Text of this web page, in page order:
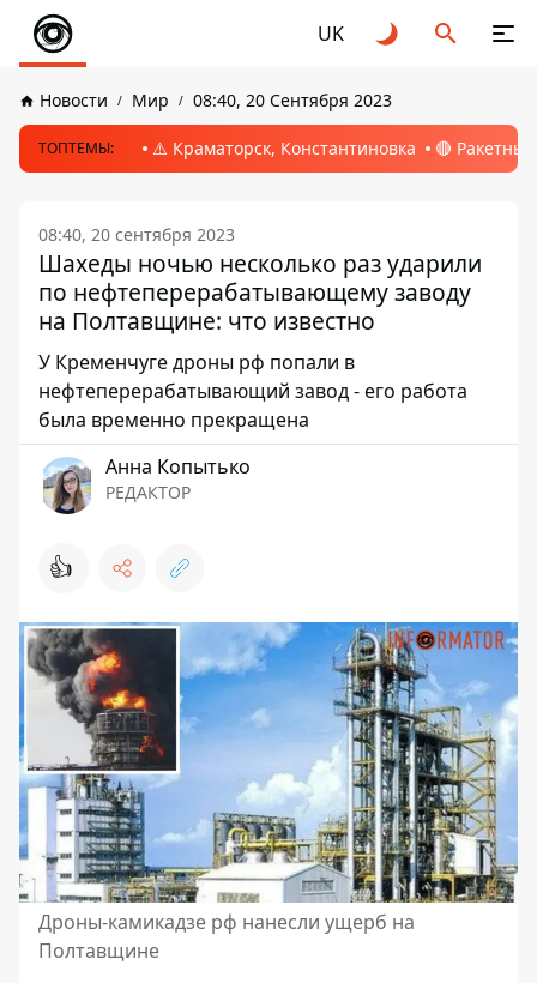
UK
Новости Мир 08:40, 20 Сентября 2023
ТОПТЕМЫ: ⚠️ Краматорск, Константиновка 🔴
08:40, 20 сентября 2023
Шахеды ночью несколько раз ударили
по нефтеперерабатывающему заводу
на Полтавщине: что известно
У Кременчуге дроны рф попали в
нефтеперерабатывающий завод - его работа
была временно прекращена
Анна Копытько
РЕДАКТОР
👍
Дроны-камикадзе рф нанесли ущерб на
Полтавщине